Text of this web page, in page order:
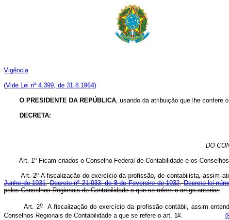
Vigência
(Vide Lei nº 4.399, de 31.8.1964)
O PRESIDENTE DA REPÚBLICA, usando da atribuição que lhe confere
DECRETA:
DO
Art. 1º Ficam criados o Conselho Federal de Contabilidade e os
Art. 2º A fiscalização do exercício da profissão, de contabilista, assim
Junho de 1931,Decreto nº 21.033, de 8 de Fevereiro de 1932,Decreto-lei
pelos Conselhos Regionais de Contabilidade a que se refere o artigo anterior.
Art. 2oA fiscalização do exercício da profissão contábil, assim
Conselhos Regionais de Contabilidade a que se refere o art. 1o.